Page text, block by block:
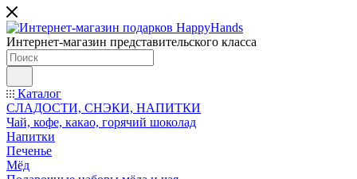
Интернет-магазин представительского класса
Каталог
СЛАДОСТИ, СНЭКИ, НАПИТКИ
Чай, кофе, какао, горячий шоколад
Напитки
Печенье
Мёд